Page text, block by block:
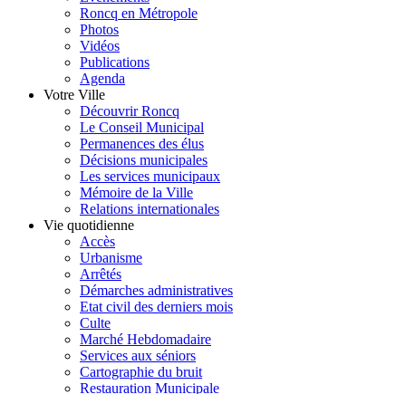
Roncq en Métropole
Photos
Vidéos
Publications
Agenda
Votre Ville
Découvrir Roncq
Le Conseil Municipal
Permanences des élus
Décisions municipales
Les services municipaux
Mémoire de la Ville
Relations internationales
Vie quotidienne
Accès
Urbanisme
Arrêtés
Démarches administratives
Etat civil des derniers mois
Culte
Marché Hebdomadaire
Services aux séniors
Cartographie du bruit
Restauration Municipale